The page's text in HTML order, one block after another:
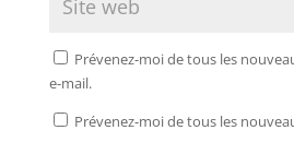
Prévenez-moi de tous les
e-mail.
Prévenez-moi de tous les